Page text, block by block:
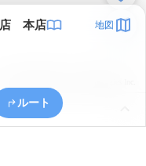
店 本店 地図
ルート